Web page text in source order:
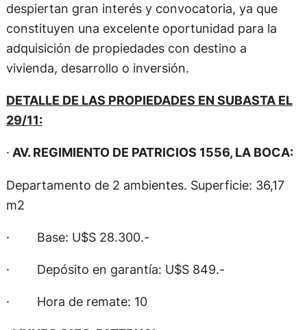
despiertan gran interés y convocatoria, ya que
constituyen una excelente oportunidad para la
adquisición de propiedades con destino a
vivienda, desarrollo o inversión.
DETALLE DE LAS PROPIEDADES EN SUBASTA EL
29/11:
· AV. REGIMIENTO DE PATRICIOS 1556, LA BOCA:
Departamento de 2 ambientes. Superficie: 36,17
m2
· Base: U$S 28.300.-
· Depósito en garantía: U$S 849.-
· Hora de remate: 10